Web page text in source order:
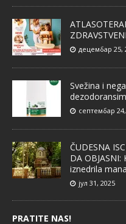
децембар 25,
Svežina i
септембар
ČUDESNA
DA
iznedrila
јул 31, 2025
PRATITE NAS!